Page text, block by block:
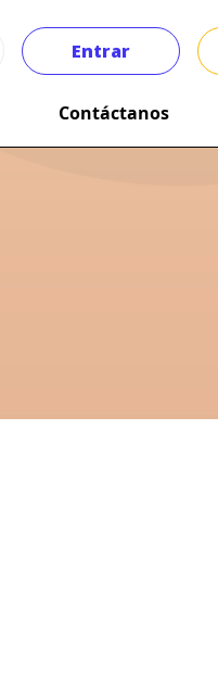
Entrar
Contáctanos